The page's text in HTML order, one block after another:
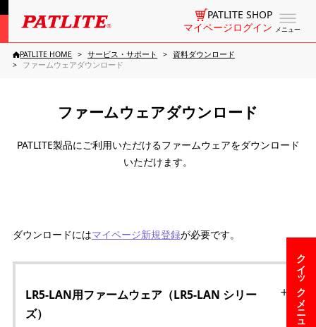
メニュー
PATLITE SHOP
マイページログイン
クイックメニュー
PATLITE HOME サービス・サポート
資料ダウンロード
ファームウェアダウンロード
ファームウェアダウンロード
PATLITE製品にご利用いただけるファームウェアをダウンロード
いただけます。
ダウンロードにはマイページ新規登録が必要です。
LR5-LAN用ファームウェア（LR5-LAN シリー
ズ）